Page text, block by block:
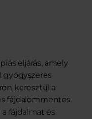
eljárás, amely
gyógyszeres
keresztül a
fájdalommentes,
fájdalmat és